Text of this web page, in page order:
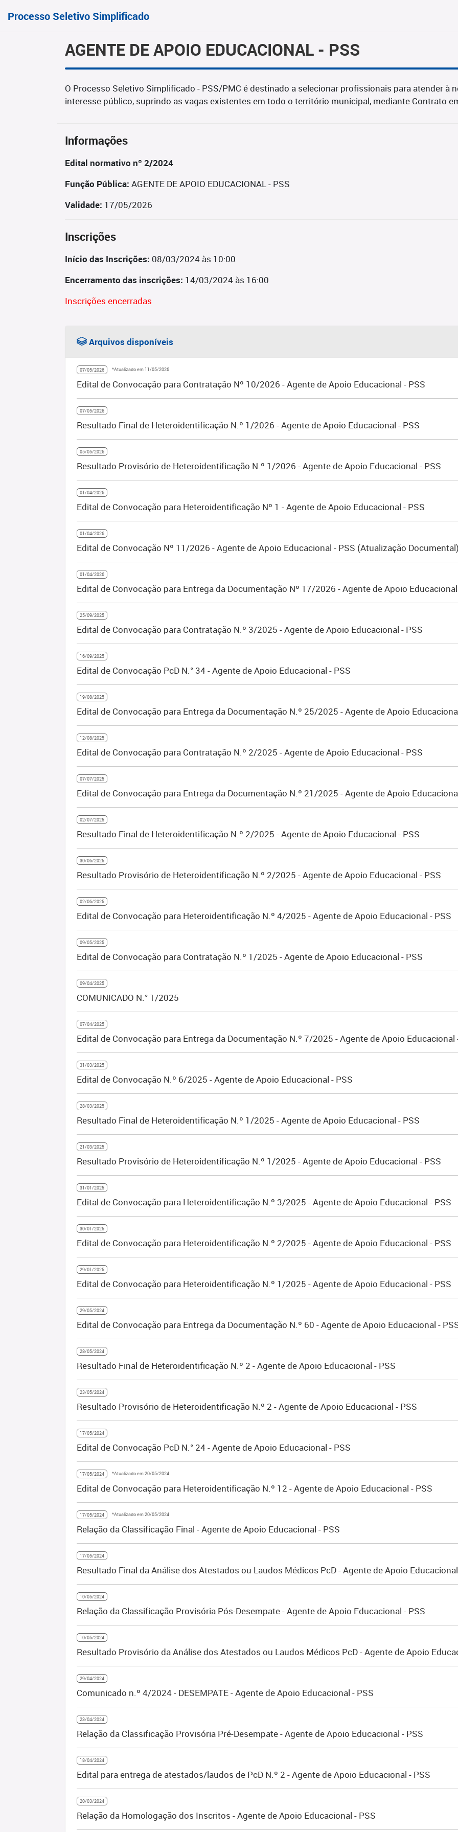
Processo Seletivo Simplificado
AGENTE DE APOIO EDUCACIONAL - PSS
O Processo Seletivo Simplificado - PSS/PMC é destinado a selecionar profissionais para atender à
interesse público, suprindo as vagas existentes em todo o território municipal, mediante Contrato
Informações
Edital normativo nº 2/2024
Função Pública: AGENTE DE APOIO EDUCACIONAL - PSS
Validade: 17/05/2026
Inscrições
Início das Inscrições: 08/03/2024 às 10:00
Encerramento das inscrições: 14/03/2024 às 16:00
Inscrições encerradas
Arquivos disponíveis
07/05/2026 *Atualizado em 11/05/2026
Edital de Convocação para Contratação Nº 10/2026 - Agente de Apoio Educacional - PSS
07/05/2026
Resultado Final de Heteroidentificação N.º 1/2026 - Agente de Apoio Educacional - PSS
05/05/2026
Resultado Provisório de Heteroidentificação N.º 1/2026 - Agente de Apoio Educacional - PSS
01/04/2026
Edital de Convocação para Heteroidentificação Nº 1 - Agente de Apoio Educacional - PSS
01/04/2026
Edital de Convocação Nº 11/2026 - Agente de Apoio Educacional - PSS (Atualização
01/04/2026
Edital de Convocação para Entrega da Documentação Nº 17/2026 - Agente de Apoio
25/09/2025
Edital de Convocação para Contratação N.º 3/2025 - Agente de Apoio Educacional - PSS
16/09/2025
Edital de Convocação PcD N.° 34 - Agente de Apoio Educacional - PSS
19/08/2025
Edital de Convocação para Entrega da Documentação N.º 25/2025 - Agente de Apoio
12/08/2025
Edital de Convocação para Contratação N.º 2/2025 - Agente de Apoio Educacional - PSS
07/07/2025
Edital de Convocação para Entrega da Documentação N.º 21/2025 - Agente de Apoio
02/07/2025
Resultado Final de Heteroidentificação N.º 2/2025 - Agente de Apoio Educacional - PSS
30/06/2025
Resultado Provisório de Heteroidentificação N.º 2/2025 - Agente de Apoio Educacional - PSS
02/06/2025
Edital de Convocação para Heteroidentificação N.º 4/2025 - Agente de Apoio Educacional - PSS
09/05/2025
Edital de Convocação para Contratação N.º 1/2025 - Agente de Apoio Educacional - PSS
09/04/2025
COMUNICADO N.° 1/2025
07/04/2025
Edital de Convocação para Entrega da Documentação N.º 7/2025 - Agente de Apoio Educacional
31/03/2025
Edital de Convocação N.º 6/2025 - Agente de Apoio Educacional - PSS
28/03/2025
Resultado Final de Heteroidentificação N.º 1/2025 - Agente de Apoio Educacional - PSS
21/03/2025
Resultado Provisório de Heteroidentificação N.º 1/2025 - Agente de Apoio Educacional - PSS
31/01/2025
Edital de Convocação para Heteroidentificação N.º 3/2025 - Agente de Apoio Educacional - PSS
30/01/2025
Edital de Convocação para Heteroidentificação N.º 2/2025 - Agente de Apoio Educacional - PSS
29/01/2025
Edital de Convocação para Heteroidentificação N.º 1/2025 - Agente de Apoio Educacional - PSS
29/05/2024
Edital de Convocação para Entrega da Documentação N.º 60 - Agente de Apoio Educacional -
28/05/2024
Resultado Final de Heteroidentificação N.º 2 - Agente de Apoio Educacional - PSS
23/05/2024
Resultado Provisório de Heteroidentificação N.º 2 - Agente de Apoio Educacional - PSS
17/05/2024
Edital de Convocação PcD N.° 24 - Agente de Apoio Educacional - PSS
17/05/2024 *Atualizado em 20/05/2024
Edital de Convocação para Heteroidentificação N.º 12 - Agente de Apoio Educacional - PSS
17/05/2024 *Atualizado em 20/05/2024
Relação da Classificação Final - Agente de Apoio Educacional - PSS
17/05/2024
Resultado Final da Análise dos Atestados ou Laudos Médicos PcD - Agente de Apoio
10/05/2024
Relação da Classificação Provisória Pós-Desempate - Agente de Apoio Educacional - PSS
10/05/2024
Resultado Provisório da Análise dos Atestados ou Laudos Médicos PcD - Agente de Apoio
29/04/2024
Comunicado n.º 4/2024 - DESEMPATE - Agente de Apoio Educacional - PSS
23/04/2024
Relação da Classificação Provisória Pré-Desempate - Agente de Apoio Educacional - PSS
18/04/2024
Edital para entrega de atestados/laudos de PcD N.º 2 - Agente de Apoio Educacional - PSS
20/03/2024
Relação da Homologação dos Inscritos - Agente de Apoio Educacional - PSS